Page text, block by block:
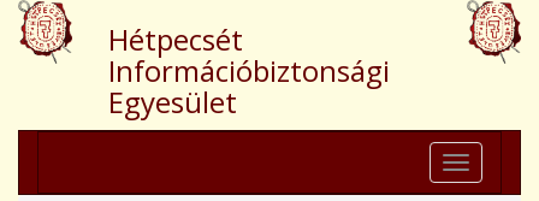
Hétpecsét
Információbiztonsági
Egyesület
Toggle
navigation